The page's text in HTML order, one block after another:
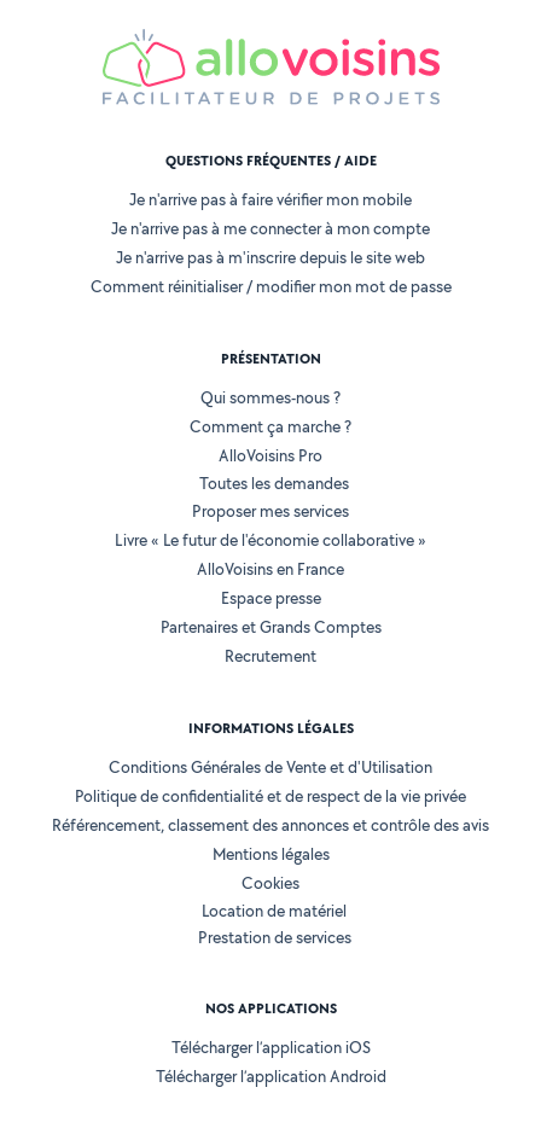
QUESTIONS FRÉQUENTES / AIDE
Je n'arrive pas à faire vérifier mon mobile
Je n'arrive pas à me connecter à mon compte
Je n'arrive pas à m'inscrire depuis le site web
Comment réinitialiser / modifier mon mot de passe
PRÉSENTATION
Qui sommes-nous ?
Comment ça marche ?
AlloVoisins Pro
Toutes les demandes
Proposer mes services
Livre « Le futur de l'économie collaborative »
AlloVoisins en France
Espace presse
Partenaires et Grands Comptes
Recrutement
INFORMATIONS LÉGALES
Conditions Générales de Vente et d'Utilisation
Politique de confidentialité et de respect de la vie privée
Référencement, classement des annonces et contrôle des avis
Mentions légales
Cookies
Location de matériel
Prestation de services
NOS APPLICATIONS
Télécharger l’application iOS
Télécharger l’application Android